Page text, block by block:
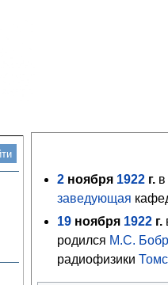
2 ноября 1922 г.
заведующая
19 ноября 1922 г.
родился М.С.
радиофизики